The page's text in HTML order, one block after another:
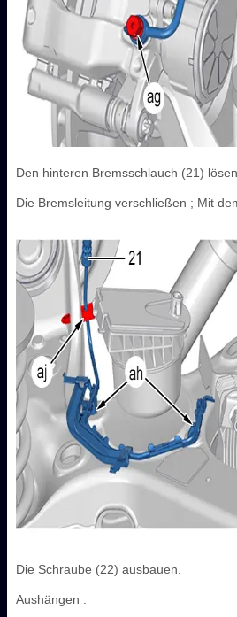
Den hinteren Bremsschlauch (21)
Die Bremsleitung verschließen ; Mit
Die Schraube (22) ausbauen.
Aushängen :